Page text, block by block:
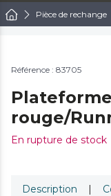
Pièce de rechange
Référence : 83705
rouge/
En rupture de stock
Description |